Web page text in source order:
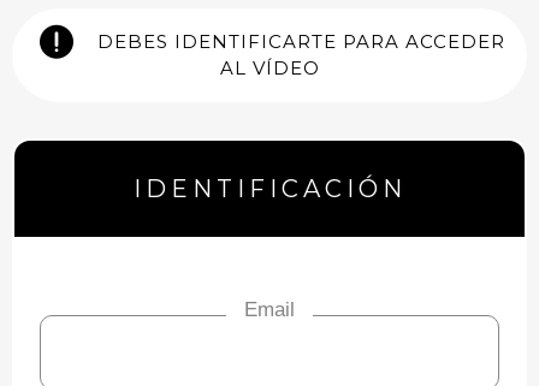
DEBES IDENTIFICARTE PARA ACCEDER
AL VÍDEO
IDENTIFICACIÓN
Email